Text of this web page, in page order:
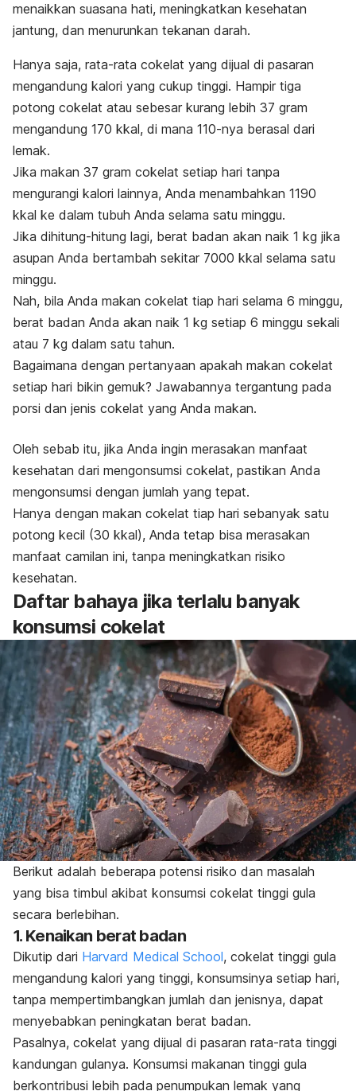
menaikkan suasana hati, meningkatkan kesehatan
jantung, dan menurunkan tekanan darah.
Hanya saja, rata-rata cokelat yang dijual di pasaran
mengandung kalori yang cukup tinggi. Hampir tiga
potong cokelat atau sebesar kurang lebih 37 gram
mengandung 170 kkal, di mana 110-nya berasal dari
lemak.
Jika makan 37 gram cokelat setiap hari tanpa
mengurangi kalori lainnya, Anda menambahkan 1190
kkal ke dalam tubuh Anda selama satu minggu.
Jika dihitung-hitung lagi, berat badan akan naik 1 kg jika
asupan Anda bertambah sekitar 7000 kkal selama satu
minggu.
Nah, bila Anda makan cokelat tiap hari selama 6 minggu,
berat badan Anda akan naik 1 kg setiap 6 minggu sekali
atau 7 kg dalam satu tahun.
Bagaimana dengan pertanyaan apakah makan cokelat
setiap hari bikin gemuk? Jawabannya tergantung pada
porsi dan jenis cokelat yang Anda makan.
Oleh sebab itu, jika Anda ingin merasakan manfaat
kesehatan dari mengonsumsi cokelat, pastikan Anda
mengonsumsi dengan jumlah yang tepat.
Hanya dengan makan cokelat tiap hari sebanyak satu
potong kecil (30 kkal), Anda tetap bisa merasakan
manfaat camilan ini, tanpa meningkatkan risiko
kesehatan.
Daftar bahaya jika terlalu banyak
konsumsi cokelat
Berikut adalah beberapa potensi risiko dan masalah
yang bisa timbul akibat konsumsi cokelat tinggi gula
secara berlebihan.
1. Kenaikan berat badan
Dikutip dari Harvard Medical School, cokelat tinggi gula
mengandung kalori yang tinggi, konsumsinya setiap hari,
tanpa mempertimbangkan jumlah dan jenisnya, dapat
menyebabkan peningkatan berat badan.
Pasalnya, cokelat yang dijual di pasaran rata-rata tinggi
kandungan gulanya. Konsumsi makanan tinggi gula
berkontribusi lebih pada penumpukan lemak yang